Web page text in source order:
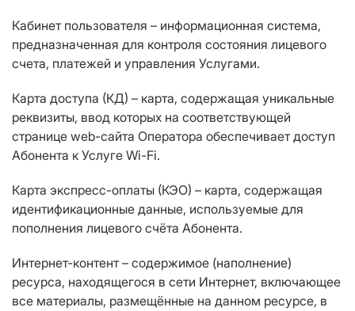
Кабинет пользователя – информационная система,
предназначенная для контроля состояния лицевого
счета, платежей и управления Услугами.
Карта доступа (КД) – карта, содержащая уникальные
реквизиты, ввод которых на соответствующей
странице web-сайта Оператора обеспечивает доступ
Абонента к Услуге Wi-Fi.
Карта экспресс-оплаты (КЭО) – карта, содержащая
идентификационные данные, используемые для
пополнения лицевого счёта Абонента.
Интернет-контент – содержимое (наполнение)
ресурса, находящегося в сети Интернет, включающее
все материалы, размещённые на данном ресурсе, в